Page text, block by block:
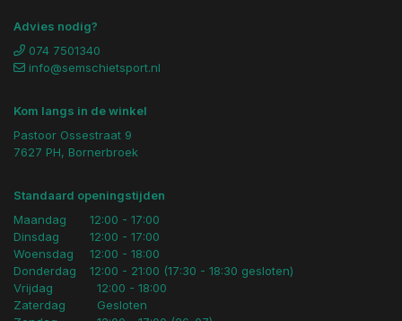
Advies nodig?
074 7501340
info@semschietsport.nl
Kom langs in de winkel
Pastoor Ossestraat 9
7627 PH, Bornerbroek
Standaard openingstijden
Maandag
Dinsdag
Woensdag
Donderdag
12:00 - 17:00
12:00 - 17:00
12:00 - 18:00
12:00 - 21:00 (17:30 - 18:30 gesloten)
Vrijdag
Zaterdag
12:00 - 18:00
Gesloten